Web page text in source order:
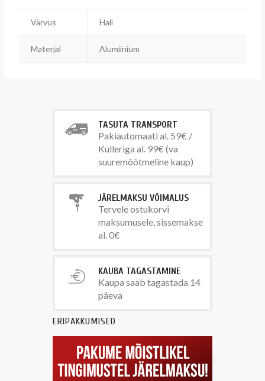
Värvus Hall
Materjal Alumiinium
TASUTA TRANSPORT
Pakiautomaati al. 59€ /
Kulleriga al. 99€ (va
suuremõõtmeline kaup)
JÄRELMAKSU VÕIMALUS
Tervele ostukorvi
maksumusele, sissemakse
al. 0€
KAUBA TAGASTAMINE
Kaupa saab tagastada 14
päeva
ERIPAKKUMISED